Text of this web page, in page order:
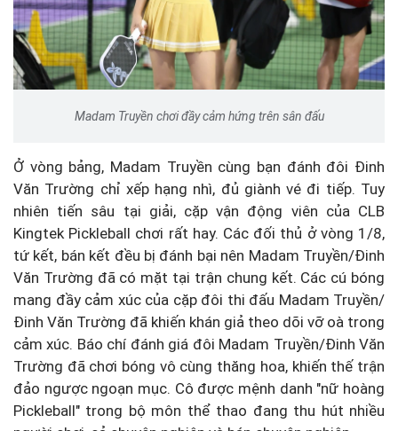
Madam Truyền chơi đầy cảm hứng trên sân đấu
Ở vòng bảng, Madam Truyền cùng bạn đánh đôi Đinh
Văn Trường chỉ xếp hạng nhì, đủ giành vé đi tiếp. Tuy
nhiên tiến sâu tại giải, cặp vận động viên của CLB
Kingtek Pickleball chơi rất hay. Các đối thủ ở vòng 1/8,
tứ kết, bán kết đều bị đánh bại nên Madam Truyền/Đinh
Văn Trường đã có mặt tại trận chung kết. Các cú bóng
mang đầy cảm xúc của cặp đôi thi đấu Madam Truyền/
Đinh Văn Trường đã khiến khán giả theo dõi vỡ oà trong
cảm xúc. Báo chí đánh giá đôi Madam Truyền/Đinh Văn
Trường đã chơi bóng vô cùng thăng hoa, khiến thế trận
đảo ngược ngoạn mục. Cô được mệnh danh "nữ hoàng
Pickleball" trong bộ môn thể thao đang thu hút nhiều